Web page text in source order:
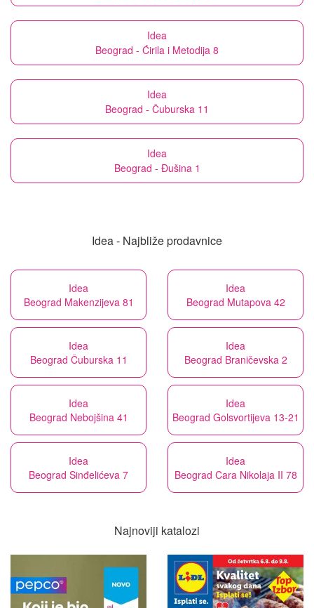
Idea
Beograd - Ćirila i Metodija 8
Idea
Beograd - Čuburska 11
Idea
Beograd - Đušina 1
Idea - Najbliže prodavnice
Idea
Beograd Makenzijeva 81
Idea
Beograd Mutapova 42
Idea
Beograd Čuburska 11
Idea
Beograd Braničevska 2
Idea
Beograd Nebojšina 41
Idea
Beograd Golsvortijeva 13-21
Idea
Beograd Sinđelićeva 7
Idea
Beograd Cara Nikolaja II 78
Najnoviji katalozi